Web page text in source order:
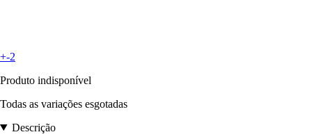
+-2
Produto indisponível
Todas as variações esgotadas
Descrição